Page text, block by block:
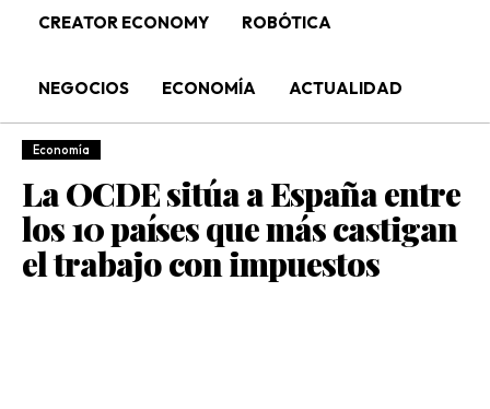
CREATOR ECONOMY ROBÓTICA
NEGOCIOS ECONOMÍA ACTUALIDAD
Economía
La OCDE sitúa a España entre
los 10 países que más castigan
el trabajo con impuestos